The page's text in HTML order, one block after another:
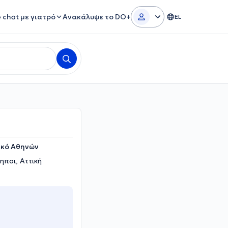
chat με γιατρό Ανακάλυψε το DO+ EL
Αθηνών
Αττική